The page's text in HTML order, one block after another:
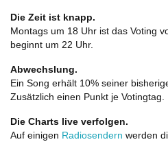
Die Zeit ist knapp.
Montags um 18 Uhr ist das Voting
beginnt um 22 Uhr.
Abwechslung.
Ein Song erhält 10% seiner
Zusätzlich einen Punkt je Votingtag.
Die Charts live verfolgen.
Auf einigen Radiosendern werden